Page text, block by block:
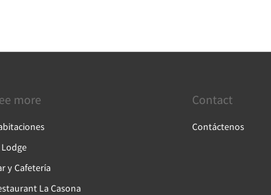
more
Lodge
y Cafetería
La Casona
Contact
Contáctenos